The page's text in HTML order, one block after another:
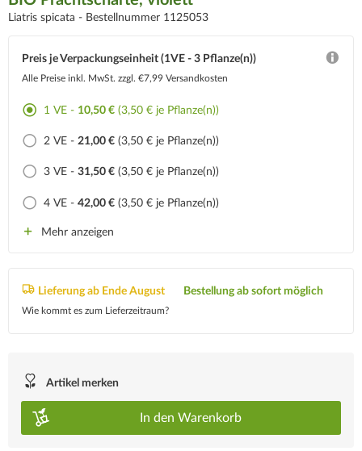
Liatris spicata - Bestellnummer 1125053
Preis je Verpackungseinheit (1VE - 3 Pflanze(n))
Alle Preise inkl. MwSt. zzgl. €7,99 Versandkosten
1 VE - 10,50 € (3,50 € je Pflanze(n))
2 VE - 21,00 € (3,50 € je Pflanze(n))
3 VE - 31,50 € (3,50 € je Pflanze(n))
4 VE - 42,00 € (3,50 € je Pflanze(n))
Mehr anzeigen
Lieferung ab Ende August
Wie kommt es zum Lieferzeitraum?
Bestellung ab sofort möglich
Artikel merken
In den Warenkorb